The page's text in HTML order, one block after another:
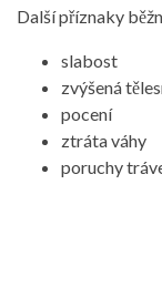
Další příznaky
slabost
zvýšená
pocení
ztráta váhy
poruchy